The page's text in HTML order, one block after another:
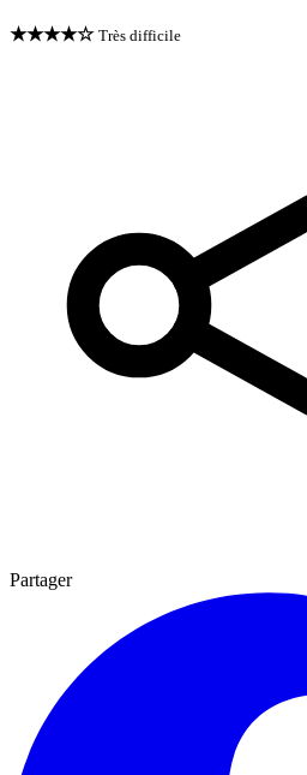
★★★★☆ Très difficile
Partager